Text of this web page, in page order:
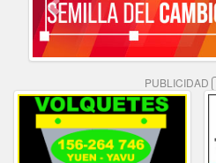
PUBLICIDAD